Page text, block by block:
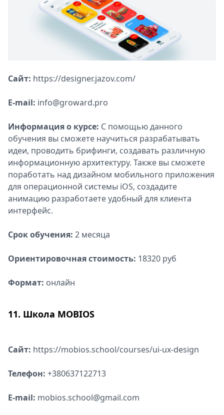
Сайт: https://designer.jazov.com/
E-mail: info@groward.pro
Информация о курсе: С помощью данного
обучения вы сможете научиться разрабатывать
идеи, проводить брифинги, создавать различную
информационную архитектуру. Также вы сможете
поработать над дизайном мобильного приложения
для операционной системы iOS, создадите
анимацию разработаете удобный для клиента
интерфейс.
Срок обучения: 2 месяца
Ориентировочная стоимость: 18320 руб
Формат: онлайн
11. Школа MOBIOS
Сайт: https://mobios.school/courses/ui-ux-design
Телефон: +380637122713
E-mail: mobios.school@gmail.com